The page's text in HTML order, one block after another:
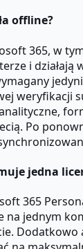
offline?
365, w
i działają
weryfikacji
Po
jedna
365
na jednym
Dodatkowo